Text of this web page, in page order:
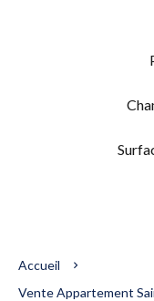
Accueil
Vente Appartement